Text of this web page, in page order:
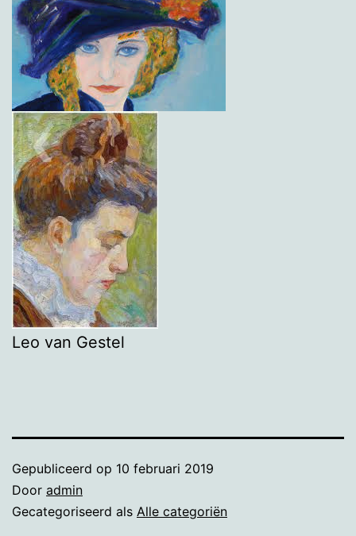
Leo van Gestel
Gepubliceerd op 10 februari 2019
Door admin
Gecategoriseerd als Alle categoriën